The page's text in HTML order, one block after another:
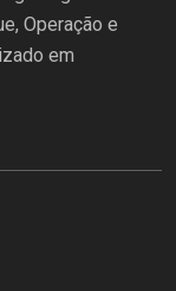
Operação e
em